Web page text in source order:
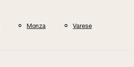
Monza Varese